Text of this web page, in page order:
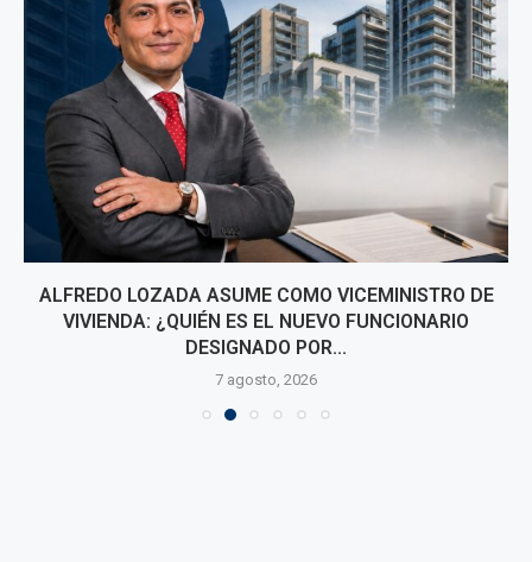
ALFREDO LOZADA ASUME COMO VICEMINISTRO DE
VIVIENDA: ¿QUIÉN ES EL NUEVO FUNCIONARIO
DESIGNADO POR...
7 agosto, 2026